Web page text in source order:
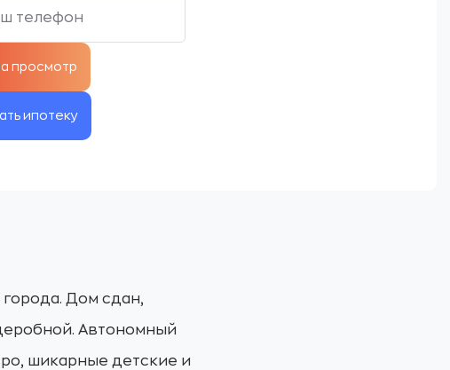
ипотеку
Дом сдан,
Автономный
шикарные детские и